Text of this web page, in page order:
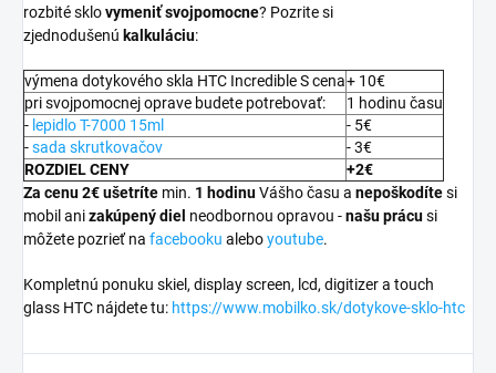
rozbité sklovymeniť svojpomocne? Pozrite si
zjednodušenú kalkuláciu:
výmena dotykového skla HTC Incredible S cena+ 10€
pri svojpomocnej oprave budete potrebovať:
1 hodinu času
- lepidlo T-7000 15ml
- 5€
-sada skrutkovačov
- 3€
ROZDIEL CENY
+2€
Za cenu 2€ ušetríte min. 1 hodinuVášho času a nepoškodítesi
mobil anizakúpený diel neodbornou opravou -našu prácusi
môžete pozrieť na facebooku aleboyoutube.
Kompletnú ponuku skiel, display screen, lcd, digitizer a touch
glass HTC nájdete tu: https://www.mobilko.sk/dotykove-sklo-htc